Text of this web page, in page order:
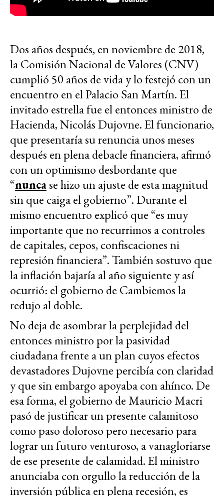
Dos años después, en noviembre de 2018,
la Comisión Nacional de Valores (CNV)
cumplió 50 años de vida y lo festejó con un
encuentro en el Palacio San Martín. El
invitado estrella fue el entonces ministro de
Hacienda, Nicolás Dujovne. El funcionario,
que presentaría su renuncia unos meses
después en plena debacle financiera, afirmó
con un optimismo desbordante que
“nuncase hizo un ajuste de esta magnitud
sin que caiga el gobierno”. Durante el
mismo encuentro explicó que “es muy
importante que no recurrimos a controles
de capitales, cepos, confiscaciones ni
represión financiera”. También sostuvo que
la inflación bajaría al año siguiente y así
ocurrió: el gobierno de Cambiemos la
redujo al doble.
No deja de asombrar la perplejidad del
entonces ministro por la pasividad
ciudadana frente a un plan cuyos efectos
devastadores Dujovne percibía con claridad
y que sin embargo apoyaba con ahínco. De
esa forma, el gobierno de Mauricio Macri
pasó de justificar un presente calamitoso
como paso doloroso pero necesario para
lograr un futuro venturoso, a vanagloriarse
de ese presente de calamidad. El ministro
anunciaba con orgullo la reducción de la
inversión pública en plena recesión, es